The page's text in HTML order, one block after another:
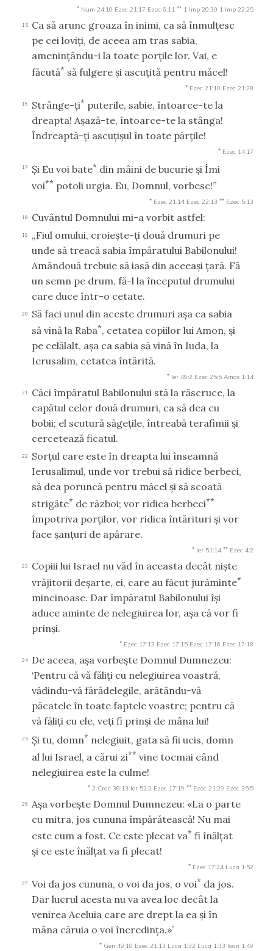
* Num 24:10 Ezec 21:17 Ezec 6:11 ** 1 Imp 20:30 1 Imp 22:25
15
Ca să arunc groaza în inimi, ca să înmulţesc
pe cei loviţi, de aceea am tras sabia,
ameninţându-i la toate porţile lor. Vai, e
făcută* să fulgere şi ascuţită pentru măcel!
* Ezec 21:10 Ezec 21:28
16 Strânge-ţi* puterile, sabie, întoarce-te la
dreapta! Aşază-te, întoarce-te la stânga!
Îndreaptă-ţi ascuţişul în toate părţile!
* Ezec 14:17
17 Şi Eu voi bate* din mâini de bucurie şi Îmi
voi** potoli urgia. Eu, Domnul, vorbesc!”
* Ezec 21:14 Ezec 22:13 ** Ezec 5:13
18 Cuvântul Domnului mi-a vorbit astfel:
19
„Fiul omului, croieşte-ţi două drumuri pe
unde să treacă sabia împăratului Babilonului!
Amândouă trebuie să iasă din aceeaşi ţară. Fă
un semn pe drum, fă-l la începutul drumului
care duce într-o cetate.
20
Să faci unul din aceste drumuri aşa ca sabia
să vină la Raba*, cetatea copiilor lui Amon, şi
pe celălalt, aşa ca sabia să vină în Iuda, la
Ierusalim, cetatea întărită.
* Ier 49:2 Ezec 25:5 Amos 1:14
21
Căci împăratul Babilonului stă la răscruce, la
capătul celor două drumuri, ca să dea cu
bobii; el scutură săgeţile, întreabă terafimii şi
cercetează ficatul.
22
Sorţul care este în dreapta lui înseamnă
Ierusalimul, unde vor trebui să ridice berbeci,
să dea poruncă pentru măcel şi să scoată
strigăte* de război; vor ridica berbeci**
împotriva porţilor, vor ridica întărituri şi vor
face şanţuri de apărare.
* Ier 51:14 ** Ezec 4:2
23
Copiii lui Israel nu văd în aceasta decât nişte
vrăjitorii deşarte, ei, care au făcut jurăminte*
mincinoase. Dar împăratul Babilonului îşi
aduce aminte de nelegiuirea lor, aşa că vor fi
prinşi.
* Ezec 17:13 Ezec 17:15 Ezec 17:16 Ezec 17:18
24
De aceea, aşa vorbeşte Domnul Dumnezeu:
‘Pentru că vă făliţi cu nelegiuirea voastră,
vădindu-vă fărădelegile, arătându-vă
păcatele în toate faptele voastre; pentru că
vă făliţi cu ele, veţi fi prinşi de mâna lui!
25 Şi tu, domn* nelegiuit, gata să fii ucis, domn
al lui Israel, a cărui zi** vine tocmai când
nelegiuirea este la culme!
* 2 Cron 36:13 Ier 52:2 Ezec 17:19 ** Ezec 21:29 Ezec 35:5
26
Aşa vorbeşte Domnul Dumnezeu: «La o parte
cu mitra, jos cununa împărătească! Nu mai
este cum a fost. Ce este plecat va* fi înălţat
şi ce este înălţat va fi plecat!
* Ezec 17:24 Luca 1:52
27 Voi da jos cununa, o voi da jos, o voi* da jos.
Dar lucrul acesta nu va avea loc decât la
venirea Aceluia care are drept la ea şi în
mâna căruia o voi încredinţa.»’
* Gen 49:10 Ezec 21:13 Luca 1:32 Luca 1:33 Ioan 1:49